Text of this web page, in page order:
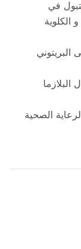
في
الكلوية
البلازما
الصحية